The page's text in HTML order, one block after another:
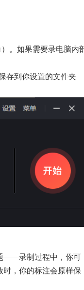
。如果需要录电脑内
存到你设置的文件夹
——录制过程中，你可
时，你的标注会原样保